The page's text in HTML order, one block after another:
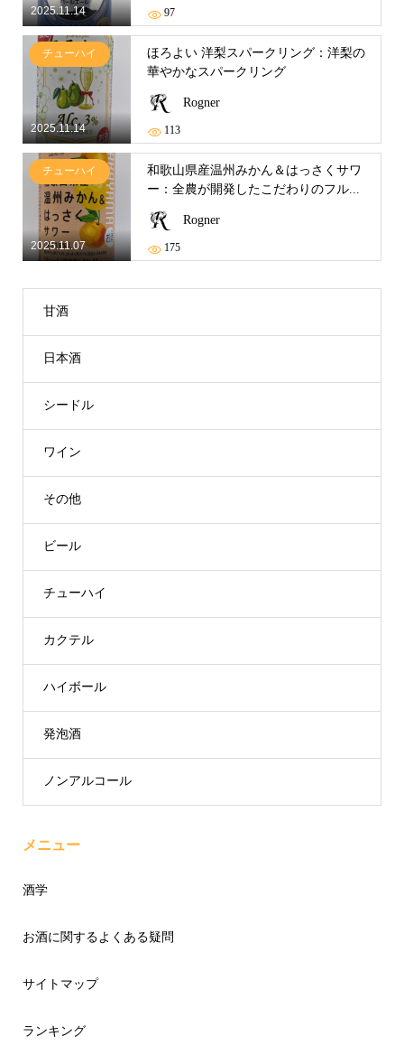
2025.11.14 97
2025.11.14
チューハイ
ほろよい 洋梨スパークリング：洋梨の
華やかなスパークリング
Rogner
113
2025.11.07
チューハイ
和歌山県産温州みかん＆はっさくサワ
ー：全農が開発したこだわりのフル...
Rogner
175
甘酒
日本酒
シードル
ワイン
その他
ビール
チューハイ
カクテル
ハイボール
発泡酒
ノンアルコール
メニュー
酒学
お酒に関するよくある疑問
サイトマップ
ランキング